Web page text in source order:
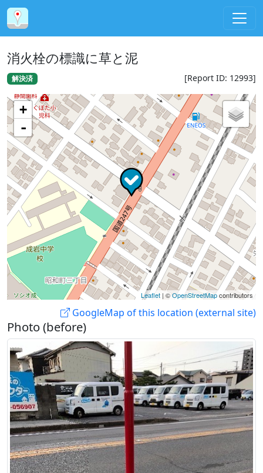
消火栓の標識に草と泥
解決済 [Report ID: 12993]
+
-
Leaflet | ©OpenStreetMapcontributors
GoogleMap of this location (external site)
Photo (before)